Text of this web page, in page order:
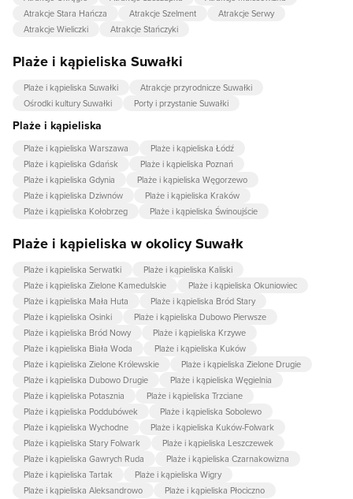
Atrakcje Stara Hańcza
Atrakcje Szelment
Atrakcje Serwy
Atrakcje Wieliczki
Atrakcje Stańczyki
Plaże i kąpieliska Suwałki
Plaże i kąpieliska Suwałki
Atrakcje przyrodnicze Suwałki
Ośrodki kultury Suwałki
Porty i przystanie Suwałki
Plaże i kąpieliska
Plaże i kąpieliska Warszawa
Plaże i kąpieliska Łódź
Plaże i kąpieliska Gdańsk
Plaże i kąpieliska Poznań
Plaże i kąpieliska Gdynia
Plaże i kąpieliska Węgorzewo
Plaże i kąpieliska Dziwnów
Plaże i kąpieliska Kraków
Plaże i kąpieliska Kołobrzeg
Plaże i kąpieliska Świnoujście
Plaże i kąpieliska w okolicy Suwałk
Plaże i kąpieliska Serwatki
Plaże i kąpieliska Kaliski
Plaże i kąpieliska Zielone Kamedulskie
Plaże i kąpieliska Okuniowiec
Plaże i kąpieliska Mała Huta
Plaże i kąpieliska Bród Stary
Plaże i kąpieliska Osinki
Plaże i kąpieliska Dubowo Pierwsze
Plaże i kąpieliska Bród Nowy
Plaże i kąpieliska Krzywe
Plaże i kąpieliska Biała Woda
Plaże i kąpieliska Kuków
Plaże i kąpieliska Zielone Królewskie
Plaże i kąpieliska Zielone Drugie
Plaże i kąpieliska Dubowo Drugie
Plaże i kąpieliska Węgielnia
Plaże i kąpieliska Potasznia
Plaże i kąpieliska Trzciane
Plaże i kąpieliska Poddubówek
Plaże i kąpieliska Sobolewo
Plaże i kąpieliska Wychodne
Plaże i kąpieliska Kuków-Folwark
Plaże i kąpieliska Stary Folwark
Plaże i kąpieliska Leszczewek
Plaże i kąpieliska Gawrych Ruda
Plaże i kąpieliska Czarnakowizna
Plaże i kąpieliska Tartak
Plaże i kąpieliska Wigry
Plaże i kąpieliska Aleksandrowo
Plaże i kąpieliska Płociczno